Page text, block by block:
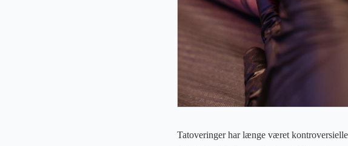
Tatoveringer har længe været